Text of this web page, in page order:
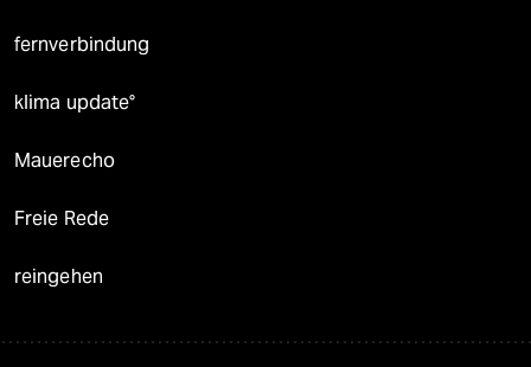
fernverbindung
klima update°
Mauerecho
Freie Rede
reingehen